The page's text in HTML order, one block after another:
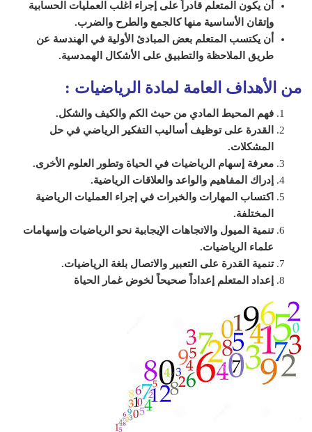
أن يكون المتعلم قادراً على إجراء اغلب العمليات الحسابية
وإتقان الأساسية منها كالجمع والطرح والضرب.
أن يكتسب المتعلم بعض المبادئ الأولية في الهندسة عن
طريق الملاحظة والتطبيق على الأشكال الهمدسية.
من الأهداف العامة لمادة الرياضيات :
فهم المحيط المادي من حيث الكم والكيف والشكل.
القدرة على توظيف أساليب التفكير الرياضي في حل
المشكلات.
معرفة إسهام الرياضيات في الحياة وتطور العلوم الأخرى.
إدراك المفاهيم والواعد والعلاقات الرياضية.
اكتساب المهارات والخبرات في إجراء العمليات الرياضية
المختلفة.
تنمية الميول والاتجاهات الإيجابية نحو الرياضيات وإسهامات
علماء الرياضيات.
تنمية القدرة على التعبير والاتصال بلغة الرياضيات.
إعداد المتعلم إعداداً صحيحاً لخوض غمار الحياة